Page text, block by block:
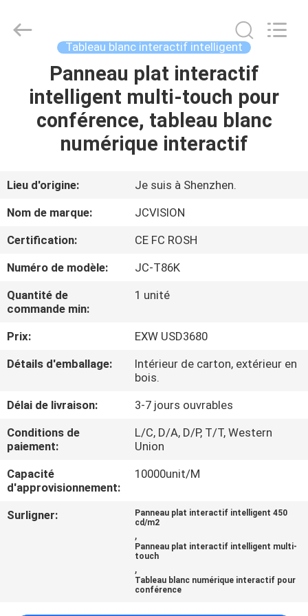
MAISON
À
PROPOS
NOUS
DE
L'USINE
CONTRÔLE
DE
LA
QUALITÉ
NOUS
Interactive
Technology
Tableau blanc interactif intelligent
Panneau plat interactif
intelligent multi-touch pour
conférence, tableau blanc
numérique interactif
Lieu d'origine:
Je suis à Shenzhen.
Nom de marque:
JCVISION
Certification:
CE FC ROSH
Numéro de modèle:
JC-T86K
Quantité de
commande min:
1 unité
Prix:
EXW USD3680
Détails d'emballage:
Intérieur de carton, extérieur en
bois.
Délai de livraison:
3-7 jours ouvrables
Conditions de
paiement:
L/C, D/A, D/P, T/T, Western
Union
Capacité
d'approvisionnement:
10000unit/M
Surligner:
Panneau plat interactif intelligent 450
cd/m2
,
Panneau plat interactif intelligent multi-
touch
,
Tableau blanc numérique interactif pour
conférence